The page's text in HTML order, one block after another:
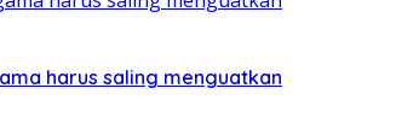
harus saling menguatkan